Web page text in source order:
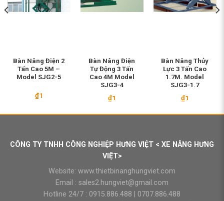
Bàn Nâng Điện 2
Tấn Cao 5M –
Model SJG2-5
₫1
Bàn Nâng Điện
Tự Động 3 Tấn
Cao 4M Model
SJG3-4
₫1
Bàn Nâng Thủy
Lực 3 Tấn Cao
1.7M. Model
SJG3-1.7
₫1
CÔNG TY TNHH CÔNG NGHIỆP HƯNG VIỆT < XE NÂNG HƯNG
VIỆT>
Website: www.thietbinanghungviet.com
Email : sales2.hungviet@gmail.com
Hotline 24/7 : 0915.886.488
0707.886.488